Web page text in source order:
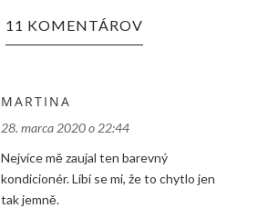
11 KOMENTÁROV
MARTINA
28. marca 2020 o 22:44
Nejvíce mě zaujal ten barevný
kondicionér. Líbí se mi, že to chytlo jen
tak jemně.